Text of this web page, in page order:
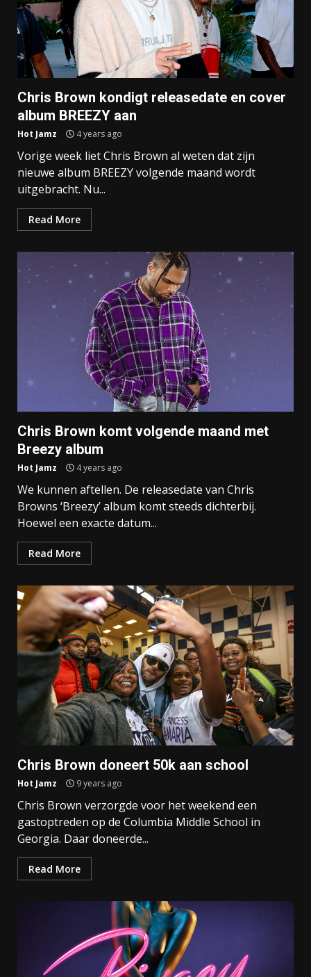
Chris Brown kondigt releasedate en cover
album BREEZY aan
Hot Jamz 4 years ago
Vorige week liet Chris Brown al weten dat zijn
nieuwe album BREEZY volgende maand wordt
uitgebracht. Nu...
Read More
Chris Brown komt volgende maand met
Breezy album
Hot Jamz 4 years ago
We kunnen aftellen. De releasedate van Chris
Browns ‘Breezy’ album komt steeds dichterbij.
Hoewel een exacte datum...
Read More
Chris Brown doneert 50k aan school
Hot Jamz 9 years ago
Chris Brown verzorgde voor het weekend een
gastoptreden op de Columbia Middle School in
Georgia. Daar doneerde...
Read More